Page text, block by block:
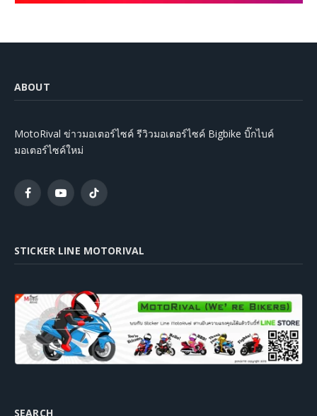
ABOUT
MotoRival ข่าวมอเตอร์ไซค์ รีวิวมอเตอร์ไซค์ Bigbike บิ๊กไบค์
มอเตอร์ไซค์ใหม่
FacebookYouTubeTikTok
STICKER LINE MOTORIVAL
SEARCH